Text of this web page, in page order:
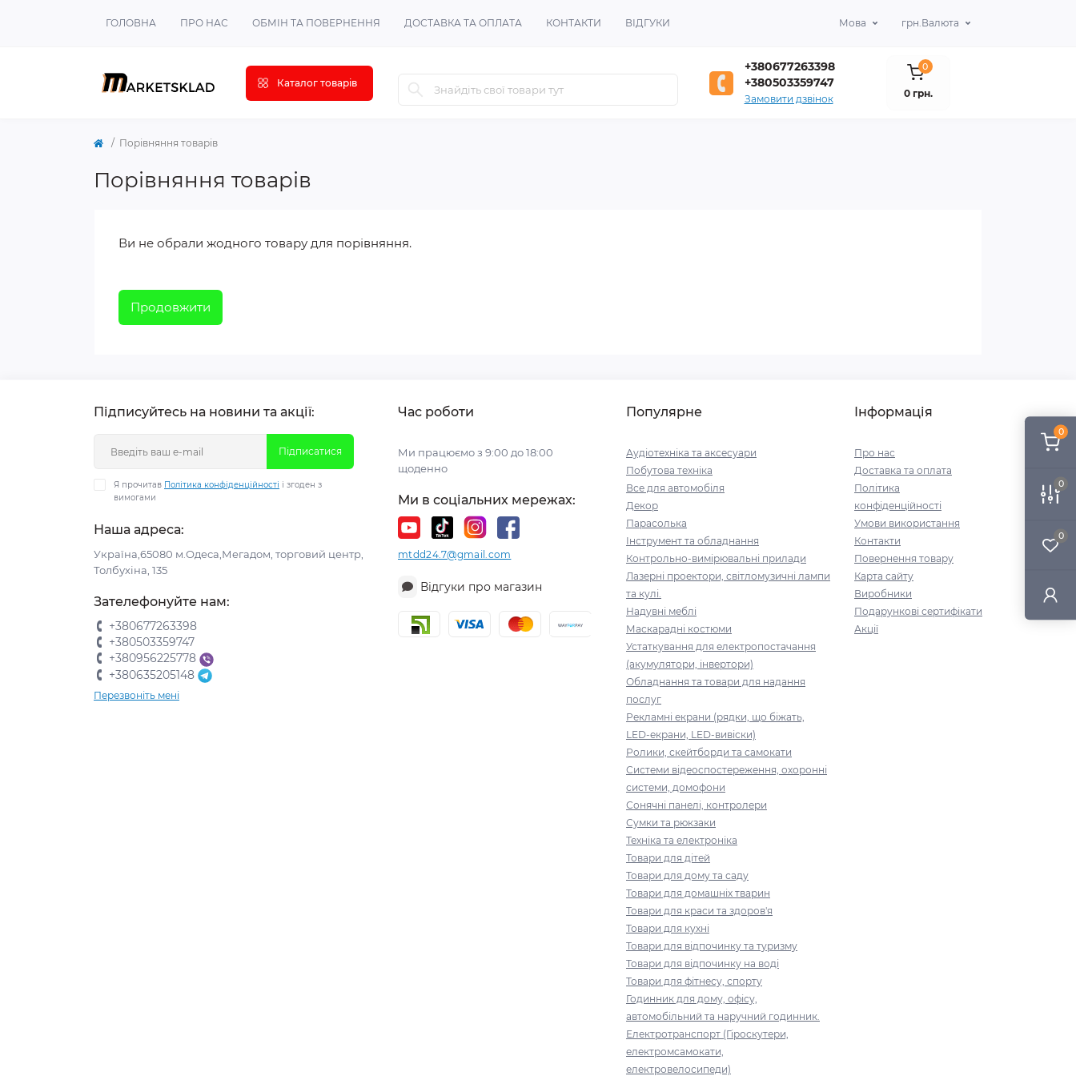
0
0
0
ГОЛОВНА ПРО НАС ОБМІН ТА ПОВЕРНЕННЯ ДОСТАВКА ТА ОПЛАТА КОНТАКТИ ВІДГУКИ Мова грн.Валюта
Каталог товарів
+380677263398
+380503359747
Замовити дзвінок
0
0 грн.
Порівняння товарів
Порівняння товарів
Ви не обрали жодного товару для порівняння.
Продовжити
Підписуйтесь на новини та акції:
Підписатися
Я прочитав Політика конфіденційності і згоден з
вимогами
Наша адреса:
Україна,65080 м.Одеса,Мегадом, торговий центр,
Толбухіна, 135
Зателефонуйте нам:
+380677263398
+380503359747
+380956225778
+380635205148
Перезвоніть мені
Час роботи
Ми працюємо з 9:00 до 18:00
щоденно
Ми в соціальних мережах:
mtdd24.7@gmail.com
Відгуки про магазин
Популярне
Аудіотехніка та аксесуари
Побутова техніка
Все для автомобіля
Декор
Парасолька
Інструмент та обладнання
Контрольно-вимірювальні прилади
Лазерні проектори, світломузичні лампи
та кулі.
Надувні меблі
Маскарадні костюми
Устаткування для електропостачання
(акумулятори, інвертори)
Обладнання та товари для надання
послуг
Рекламні екрани (рядки, що біжать,
LED-екрани, LED-вивіски)
Ролики, скейтборди та самокати
Системи відеоспостереження, охоронні
системи, домофони
Сонячні панелі, контролери
Сумки та рюкзаки
Техніка та електроніка
Товари для дітей
Товари для дому та саду
Товари для домашніх тварин
Товари для краси та здоров'я
Товари для кухні
Товари для відпочинку та туризму
Товари для відпочинку на воді
Товари для фітнесу, спорту
Годинник для дому, офісу,
автомобільний та наручний годинник.
Електротранспорт (Гіроскутери,
електромсамокати,
електровелосипеди)
Інформація
Про нас
Доставка та оплата
Політика
конфіденційності
Умови використання
Контакти
Повернення товару
Карта сайту
Виробники
Подарункові сертифікати
Акції